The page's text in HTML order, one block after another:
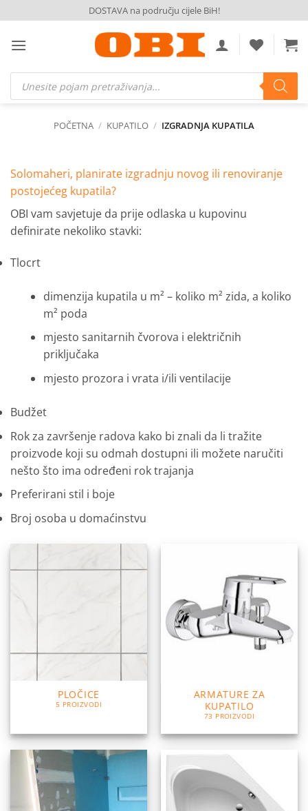
to
content
DOSTAVA na području cijele BiH!
Products
search
POČETNA / KUPATILO / IZGRADNJA KUPATILA
Solomaheri, planirate izgradnju novog ili renoviranje
postojećeg kupatila?
OBI vam savjetuje da prije odlaska u kupovinu
definirate nekoliko stavki:
Tlocrt
dimenzija kupatila u m² – koliko m² zida, a koliko
m² poda
mjesto sanitarnih čvorova i električnih
priključaka
mjesto prozora i vrata i/ili ventilacije
Budžet
Rok za završenje radova kako bi znali da li tražite
proizvode koji su odmah dostupni ili možete naručiti
nešto što ima određeni rok trajanja
Preferirani stil i boje
Broj osoba u domaćinstvu
PLOČICE
5 PROIZVODI
ARMATURE ZA
KUPATILO
73 PROIZVODI